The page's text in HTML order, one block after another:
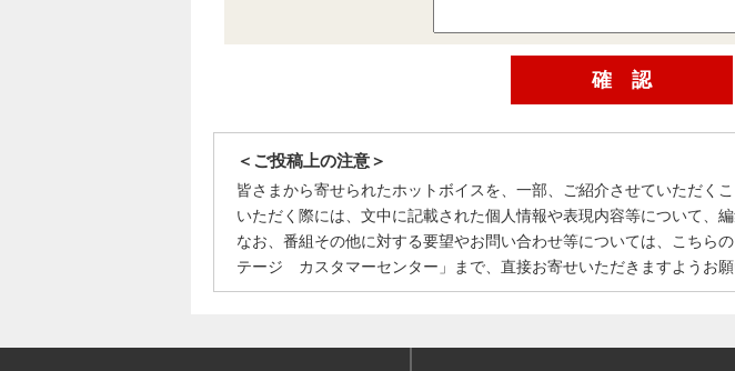
＜ご投稿上の注意＞
皆さまから寄せられたホットボイスを、一部、ご紹介させていただく
いただく際には、文中に記載された個人情報や表現内容等について、
なお、番組その他に対する要望やお問い合わせ等については、こちら
テージ カスタマーセンター」まで、直接お寄せいただきますようお願